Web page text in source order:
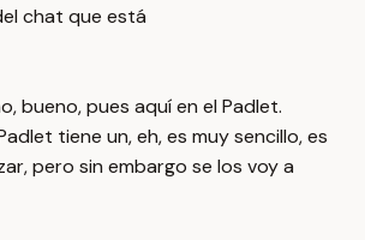
chat que está
bueno, pues aquí en el Padlet.
tiene un, eh, es muy sencillo, es
pero sin embargo se los voy a